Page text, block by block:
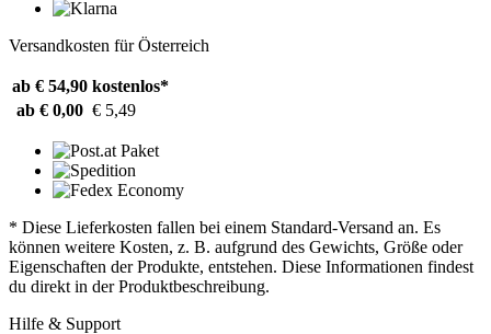
Versandkosten für Österreich
ab € 54,90 kostenlos*
ab € 0,00 € 5,49
* Diese Lieferkosten fallen bei einem Standard-Versand an. Es
können weitere Kosten, z. B. aufgrund des Gewichts, Größe oder
Eigenschaften der Produkte, entstehen. Diese Informationen findest
du direkt in der Produktbeschreibung.
Hilfe & Support